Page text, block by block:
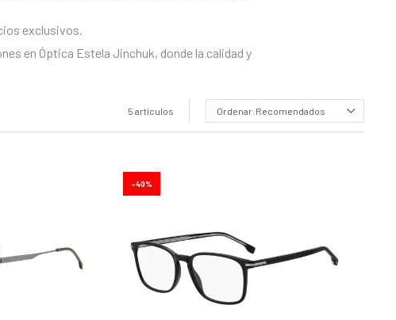
exclusivos.
en Óptica Estela Jinchuk, donde la calidad y
5 artículos Recomendados
40